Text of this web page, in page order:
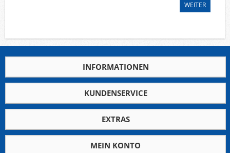
Flugpost
Sammlungen u. Lots
Fehllistenbearbeitung
Unternehmen
Ankauf
WEITER
INFORMATIONEN
KUNDENSERVICE
EXTRAS
MEIN KONTO